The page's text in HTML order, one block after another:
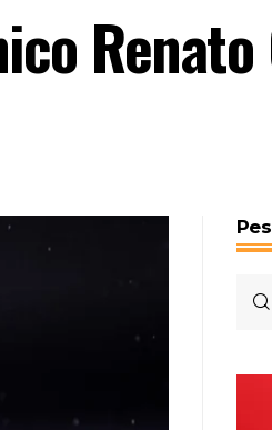
Renato